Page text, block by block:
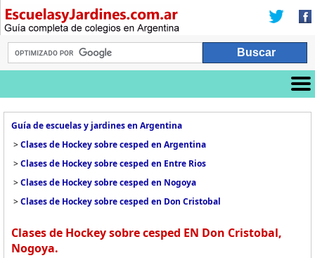
Guía de escuelas y jardines en Argentina
>Clases de Hockey sobre cesped en Argentina
>Clases de Hockey sobre cesped en Entre Rios
>Clases de Hockey sobre cesped en Nogoya
>Clases de Hockey sobre cesped en Don Cristobal
Clases de Hockey sobre cesped EN Don Cristobal,
Nogoya.